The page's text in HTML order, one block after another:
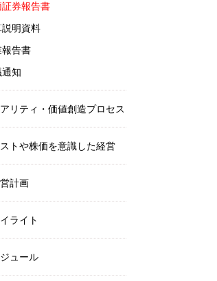
証券報告書
説明資料
報告書
知
リティ・価値創造プロセス
トや株価を意識した経営
計画
ライト
ュール